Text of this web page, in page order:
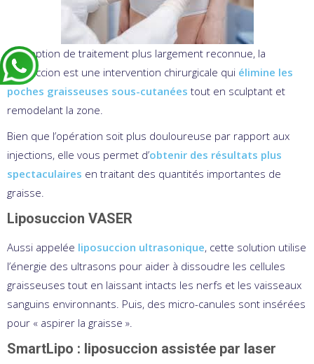
Une option de traitement plus largement reconnue, la
liposuccion est une intervention chirurgicale qui élimine les
poches graisseuses sous-cutanées tout en sculptant et
remodelant la zone.
Bien que l’opération soit plus douloureuse par rapport aux
injections, elle vous permet d’obtenir des résultats plus
spectaculaires en traitant des quantités importantes de
graisse.
Liposuccion VASER
Aussi appelée liposuccion ultrasonique, cette solution utilise
l’énergie des ultrasons pour aider à dissoudre les cellules
graisseuses tout en laissant intacts les nerfs et les vaisseaux
sanguins environnants. Puis, des micro-canules sont insérées
pour « aspirer la graisse ».
SmartLipo : liposuccion assistée par laser